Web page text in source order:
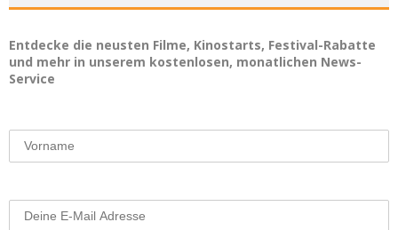
Entdecke die neusten Filme, Kinostarts, Festival-Rabatte
und mehr in unserem kostenlosen, monatlichen News-
Service